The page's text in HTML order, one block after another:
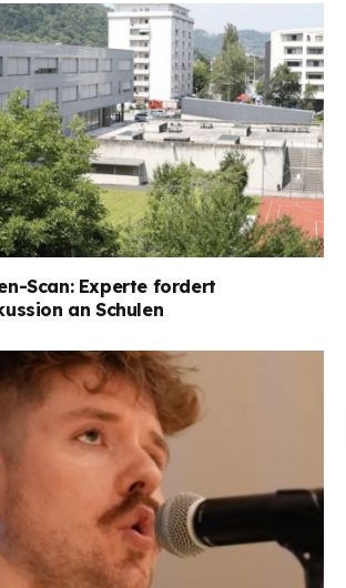
Scan: Experte fordert
an Schulen